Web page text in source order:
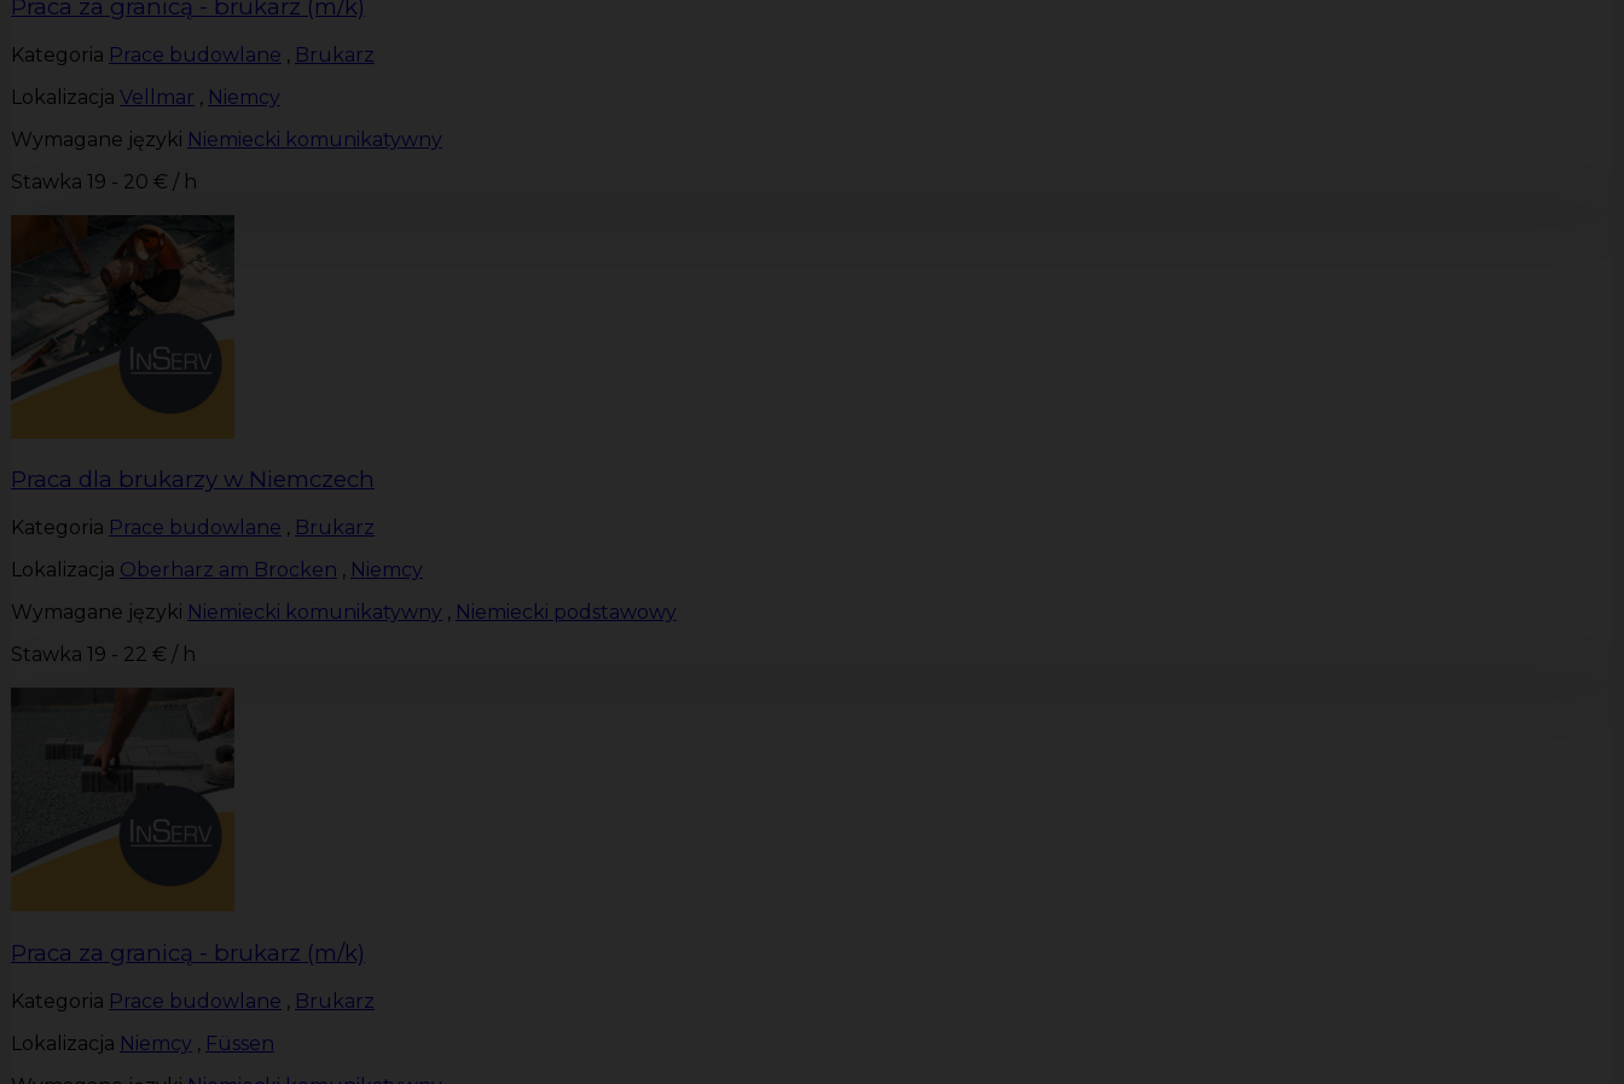
Praca za granicą - brukarz (m/k)
Kategoria Prace budowlane , Brukarz
Lokalizacja Vellmar , Niemcy
Wymagane języki Niemiecki komunikatywny
Stawka 19 - 20 € / h
Praca dla brukarzy w Niemczech
Kategoria Prace budowlane , Brukarz
Lokalizacja Oberharz am Brocken , Niemcy
Wymagane języki Niemiecki komunikatywny , Niemiecki podstawowy
Stawka 19 - 22 € / h
Praca za granicą - brukarz (m/k)
Kategoria Prace budowlane , Brukarz
Lokalizacja Niemcy , Füssen